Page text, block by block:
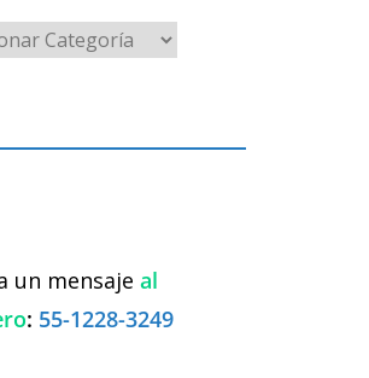
un mensaje al
: 55-1228-3249